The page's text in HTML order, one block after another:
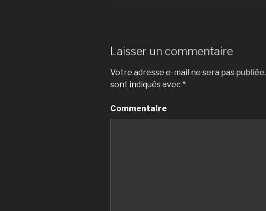
Laisser un commentaire
Votre adresse e-mail ne sera pas publiée.
sont indiqués avec *
Commentaire